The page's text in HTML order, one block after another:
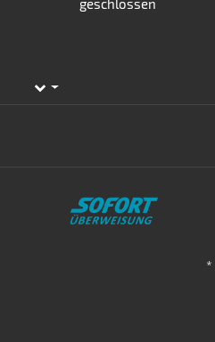
Toggle subpages
*